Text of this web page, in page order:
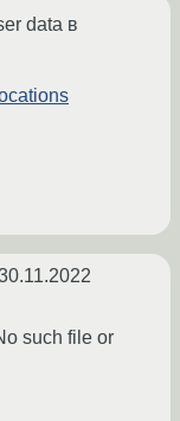
data в
such file or